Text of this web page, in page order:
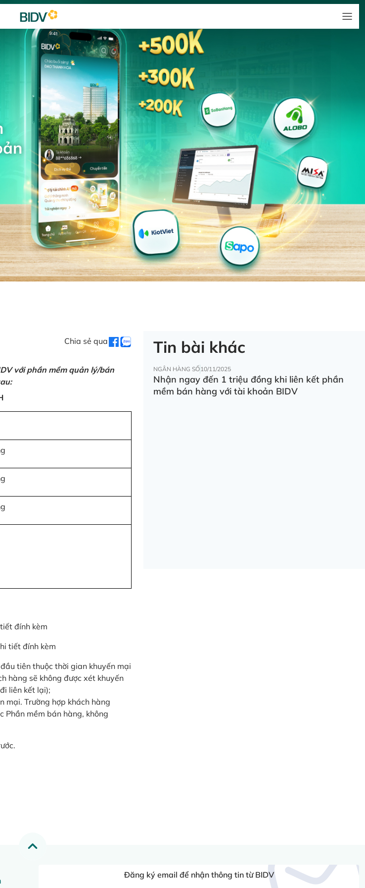
Chia sẻ qua
với phần mềm quản lý/bán
đính kèm
tiết đính kèm
tiên thuộc thời gian khuyến mại
hàng sẽ không được xét khuyến
liên kết lại);
mại. Trường hợp khách hàng
Phần mềm bán hàng, không
Tin bài khác
NGÂN HÀNG SỐ10/11/2025
Nhận ngay đến 1 triệu đồng khi liên kết phần
mềm bán hàng với tài khoản BIDV
Đăng ký email để nhận thông tin từ BIDV